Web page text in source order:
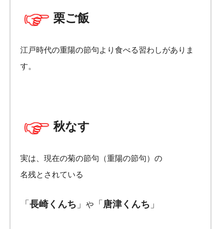
栗ご飯
江戸時代の重陽の節句より食べる習わしがありま
す。
秋なす
実は、現在の菊の節句（重陽の節句）の
名残とされている
「長崎くんち 」 や 「唐津くんち 」